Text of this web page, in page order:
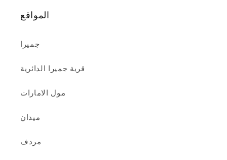
المواقع
جميرا
قرية جميرا الدائرية
مول الامارات
ميدان
مردف